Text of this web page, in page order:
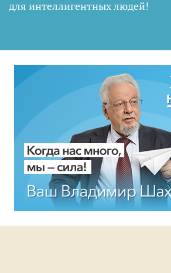
для интеллигентных людей!